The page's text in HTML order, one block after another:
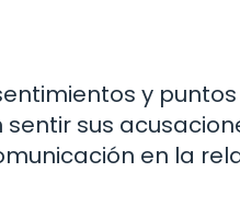
y
sus
en la